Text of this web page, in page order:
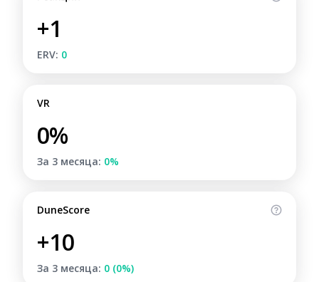
+1
ERV: 0
VR
0%
За 3 месяца: 0%
DuneScore
+10
За 3 месяца: 0 (0%)